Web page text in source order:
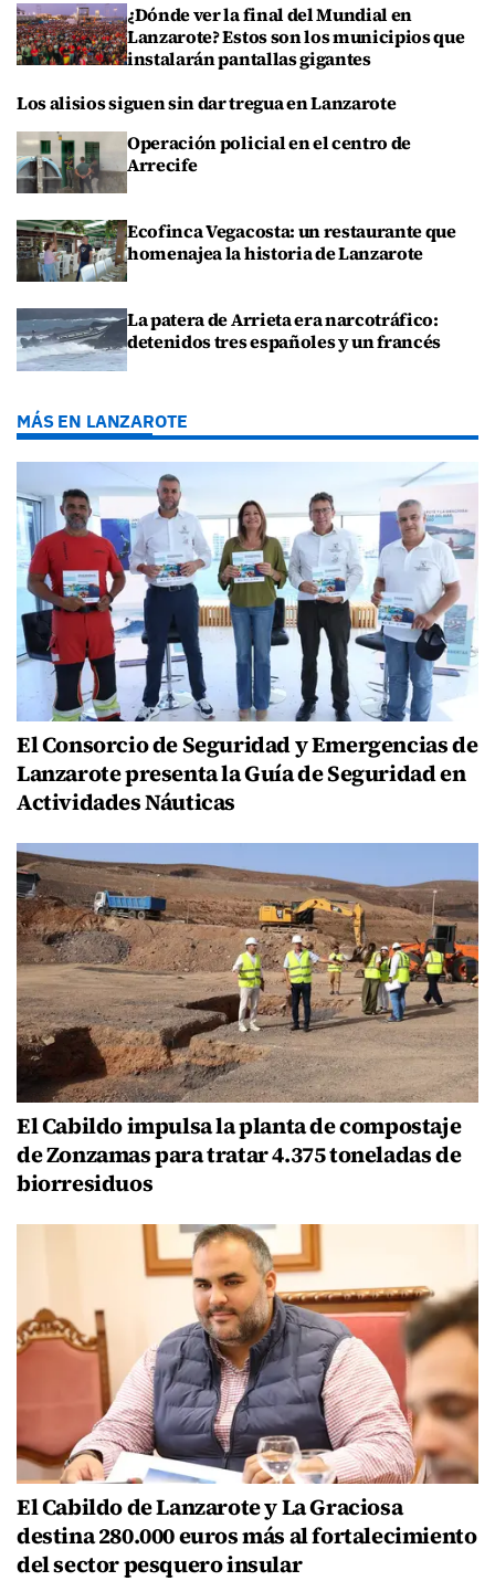
¿Dónde ver la final del Mundial en
Lanzarote? Estos son los municipios que
instalarán pantallas gigantes
Los alisios siguen sin dar tregua en Lanzarote
Operación policial en el centro de
Arrecife
Ecofinca Vegacosta: un restaurante que
homenajea la historia de Lanzarote
La patera de Arrieta era narcotráfico:
detenidos tres españoles y un francés
MÁS EN LANZAROTE
El Consorcio de Seguridad y Emergencias de
Lanzarote presenta la Guía de Seguridad en
Actividades Náuticas
El Cabildo impulsa la planta de compostaje
de Zonzamas para tratar 4.375 toneladas de
biorresiduos
El Cabildo de Lanzarote y La Graciosa
destina 280.000 euros más al fortalecimiento
del sector pesquero insular